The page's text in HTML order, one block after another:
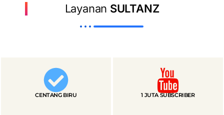
Layanan SULTANZ
CENTANG BIRU 1 JUTA SUBSCRIBER